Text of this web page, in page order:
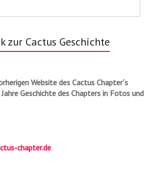
zur Cactus Geschichte
Website des Cactus Chapter´s
Geschichte des Chapters in Fotos und
chapter.de